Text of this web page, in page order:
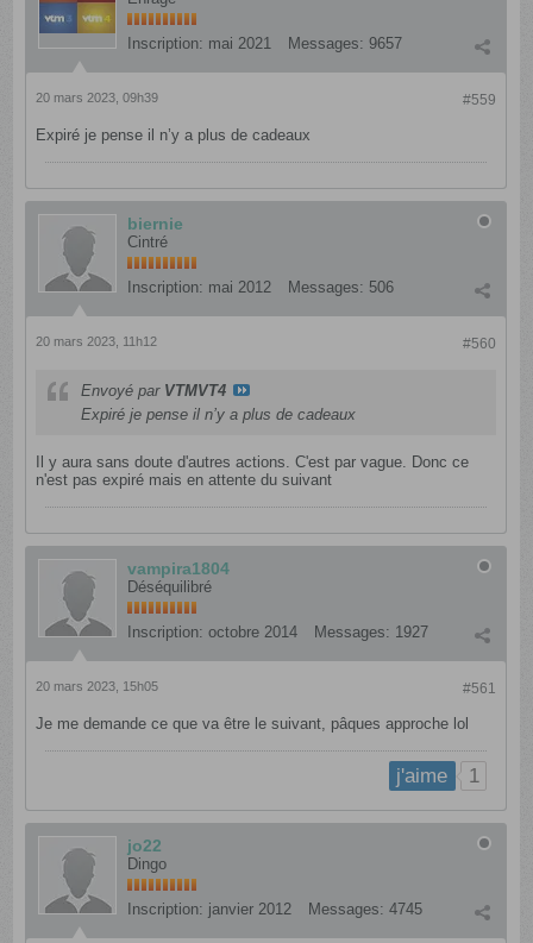
Inscription: mai 2021 Messages: 9657
#559
20 mars 2023, 09h39
Expiré je pense il n’y a plus de cadeaux
biernie
Cintré
Inscription: mai 2012 Messages: 506
#560
20 mars 2023, 11h12
Envoyé par VTMVT4
Expiré je pense il n’y a plus de cadeaux
Il y aura sans doute d'autres actions. C'est par vague. Donc ce
n'est pas expiré mais en attente du suivant
vampira1804
Déséquilibré
Inscription: octobre 2014 Messages: 1927
#561
20 mars 2023, 15h05
Je me demande ce que va être le suivant, pâques approche lol
j'aime 1
jo22
Dingo
Inscription: janvier 2012 Messages: 4745